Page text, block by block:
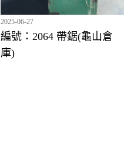
2025-06-27
編號：2064 帶鋸(龜山倉
庫)